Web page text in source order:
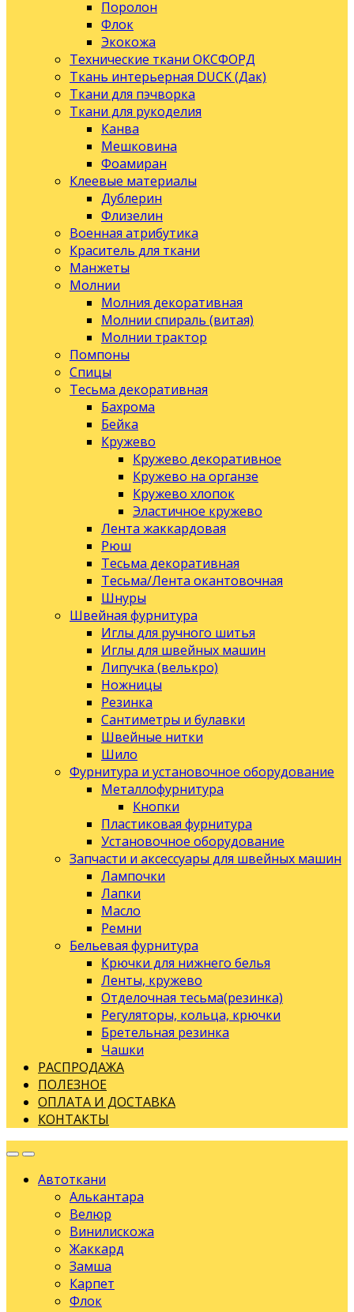
Поролон
Флок
Экокожа
Технические ткани ОКСФОРД
Ткань интерьерная DUCK (Дак)
Ткани для пэчворка
Ткани для рукоделия
Канва
Мешковина
Фоамиран
Клеевые материалы
Дублерин
Флизелин
Военная атрибутика
Краситель для ткани
Манжеты
Молнии
Молния декоративная
Молнии спираль (витая)
Молнии трактор
Помпоны
Спицы
Тесьма декоративная
Бахрома
Бейка
Кружево
Кружево декоративное
Кружево на органзе
Кружево хлопок
Эластичное кружево
Лента жаккардовая
Рюш
Тесьма декоративная
Тесьма/Лента окантовочная
Шнуры
Швейная фурнитура
Иглы для ручного шитья
Иглы для швейных машин
Липучка (велькро)
Ножницы
Резинка
Сантиметры и булавки
Швейные нитки
Шило
Фурнитура и установочное оборудование
Металлофурнитура
Кнопки
Пластиковая фурнитура
Установочное оборудование
Запчасти и аксессуары для швейных машин
Лампочки
Лапки
Масло
Ремни
Бельевая фурнитура
Крючки для нижнего белья
Ленты, кружево
Отделочная тесьма(резинка)
Регуляторы, кольца, крючки
Бретельная резинка
Чашки
РАСПРОДАЖА
ПОЛЕЗНОЕ
ОПЛАТА И ДОСТАВКА
КОНТАКТЫ
Автоткани
Алькантара
Велюр
Винилискожа
Жаккард
Замша
Карпет
Флок